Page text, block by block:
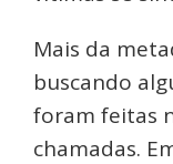
Mais da
buscando
foram feitas
chamadas.